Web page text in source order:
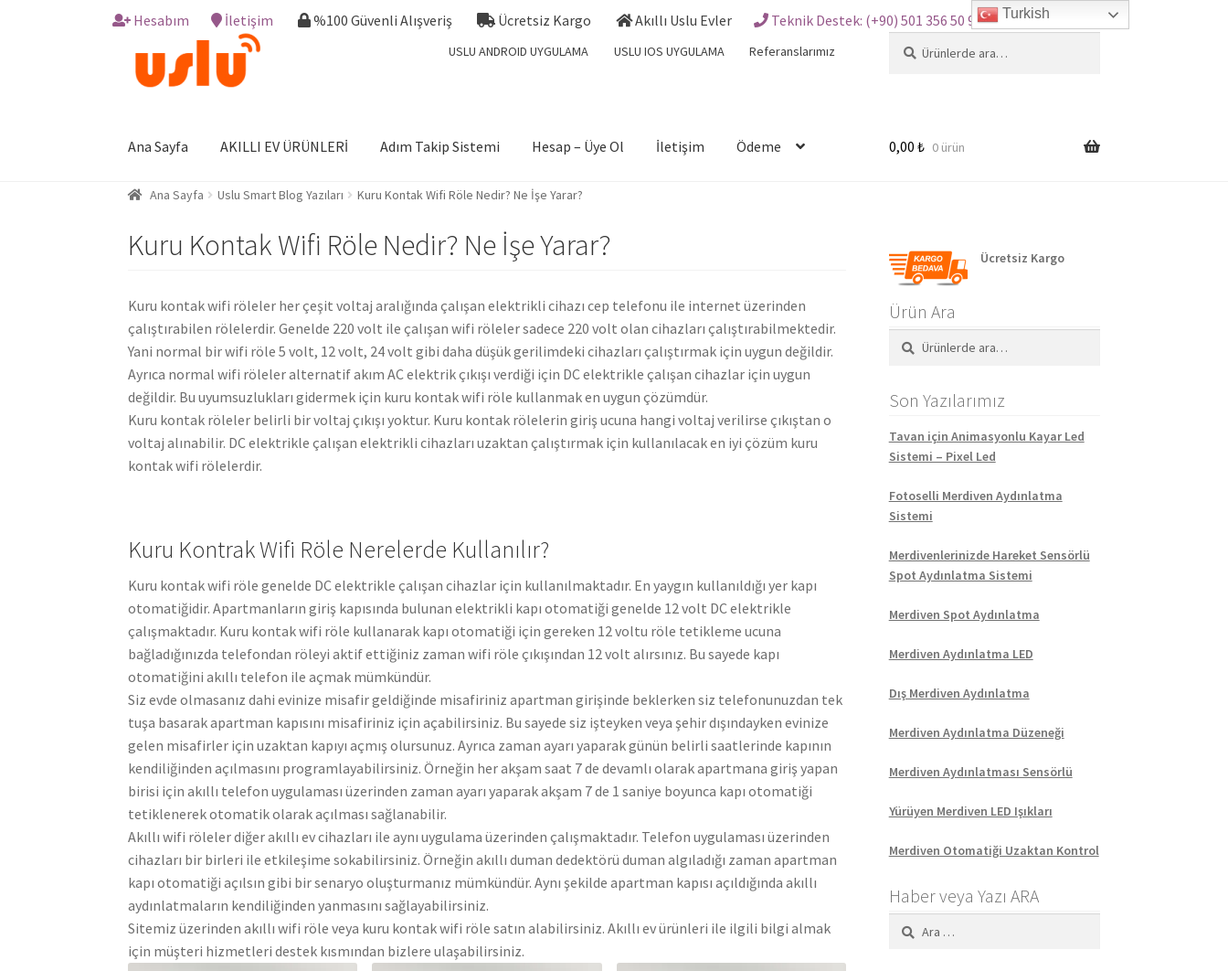
Hesabım İletişim %100 Güvenli Alışveriş Ücretsiz Kargo Akıllı Uslu Evler
Teknik Destek: (+90) 501 356 50 97
navigation
content
USLU ANDROID UYGULAMA USLU IOS UYGULAMA Referanslarımız
Ana Sayfa AKILLI EV ÜRÜNLERİ Adım Takip Sistemi Hesap – Üye Ol İletişim Ödeme 0,00 ₺ 0 ürün
Ana Sayfa Uslu Smart Blog Yazıları Kuru Kontak Wifi Röle Nedir? Ne İşe Yarar?
Kuru Kontak Wifi Röle Nedir? Ne İşe Yarar?
Kuru kontak wifi röleler her çeşit voltaj aralığında çalışan elektrikli cihazı cep telefonu ile internet üzerinden
çalıştırabilen rölelerdir. Genelde 220 volt ile çalışan wifi röleler sadece 220 volt olan cihazları çalıştırabilmektedir.
Yani normal bir wifi röle 5 volt, 12 volt, 24 volt gibi daha düşük gerilimdeki cihazları çalıştırmak için uygun değildir.
Ayrıca normal wifi röleler alternatif akım AC elektrik çıkışı verdiği için DC elektrikle çalışan cihazlar için uygun
değildir. Bu uyumsuzlukları gidermek için kuru kontak wifi röle kullanmak en uygun çözümdür.
Kuru kontak röleler belirli bir voltaj çıkışı yoktur. Kuru kontak rölelerin giriş ucuna hangi voltaj verilirse çıkıştan o
voltaj alınabilir. DC elektrikle çalışan elektrikli cihazları uzaktan çalıştırmak için kullanılacak en iyi çözüm kuru
kontak wifi rölelerdir.
Kuru Kontrak Wifi Röle Nerelerde Kullanılır?
Kuru kontak wifi röle genelde DC elektrikle çalışan cihazlar için kullanılmaktadır. En yaygın kullanıldığı yer kapı
otomatiğidir. Apartmanların giriş kapısında bulunan elektrikli kapı otomatiği genelde 12 volt DC elektrikle
çalışmaktadır. Kuru kontak wifi röle kullanarak kapı otomatiği için gereken 12 voltu röle tetikleme ucuna
bağladığınızda telefondan röleyi aktif ettiğiniz zaman wifi röle çıkışından 12 volt alırsınız. Bu sayede kapı
otomatiğini akıllı telefon ile açmak mümkündür.
Siz evde olmasanız dahi evinize misafir geldiğinde misafiriniz apartman girişinde beklerken siz telefonunuzdan tek
tuşa basarak apartman kapısını misafiriniz için açabilirsiniz. Bu sayede siz işteyken veya şehir dışındayken evinize
gelen misafirler için uzaktan kapıyı açmış olursunuz. Ayrıca zaman ayarı yaparak günün belirli saatlerinde kapının
kendiliğinden açılmasını programlayabilirsiniz. Örneğin her akşam saat 7 de devamlı olarak apartmana giriş yapan
birisi için akıllı telefon uygulaması üzerinden zaman ayarı yaparak akşam 7 de 1 saniye boyunca kapı otomatiği
tetiklenerek otomatik olarak açılması sağlanabilir.
Akıllı wifi röleler diğer akıllı ev cihazları ile aynı uygulama üzerinden çalışmaktadır. Telefon uygulaması üzerinden
cihazları bir birleri ile etkileşime sokabilirsiniz. Örneğin akıllı duman dedektörü duman algıladığı zaman apartman
kapı otomatiği açılsın gibi bir senaryo oluşturmanız mümkündür. Aynı şekilde apartman kapısı açıldığında akıllı
aydınlatmaların kendiliğinden yanmasını sağlayabilirsiniz.
Sitemiz üzerinden akıllı wifi röle veya kuru kontak wifi röle satın alabilirsiniz. Akıllı ev ürünleri ile ilgili bilgi almak
için müşteri hizmetleri destek kısmından bizlere ulaşabilirsiniz.
Ücretsiz Kargo
Ürün Ara
Ara:
Ara
Son Yazılarımız
Tavan için Animasyonlu Kayar Led
Sistemi – Pixel Led
Fotoselli Merdiven Aydınlatma
Sistemi
Merdivenlerinizde Hareket Sensörlü
Spot Aydınlatma Sistemi
Merdiven Spot Aydınlatma
Merdiven Aydınlatma LED
Dış Merdiven Aydınlatma
Merdiven Aydınlatma Düzeneği
Merdiven Aydınlatması Sensörlü
Yürüyen Merdiven LED Işıkları
Merdiven Otomatiği Uzaktan Kontrol
Haber veya Yazı ARA
Arama:
Turkish
önce aldı.